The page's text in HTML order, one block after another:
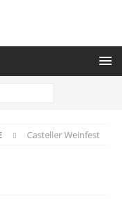
Casteller Weinfest